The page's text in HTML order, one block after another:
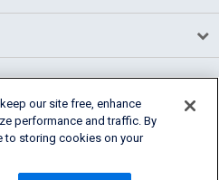
Settings
our site free, enhance
performance and traffic. By
to storing cookies on your